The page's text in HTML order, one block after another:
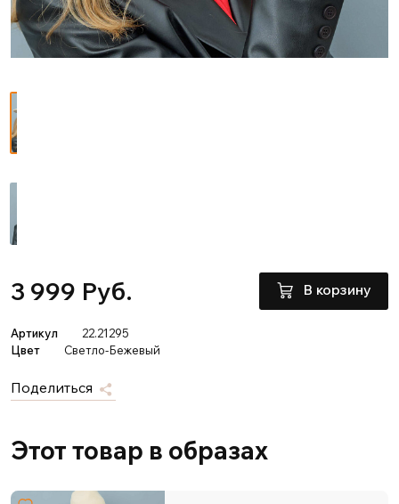
3 999 Руб. В корзину
Артикул
22.21295
Цвет
Светло-Бежевый
Поделиться
Этот товар в образах